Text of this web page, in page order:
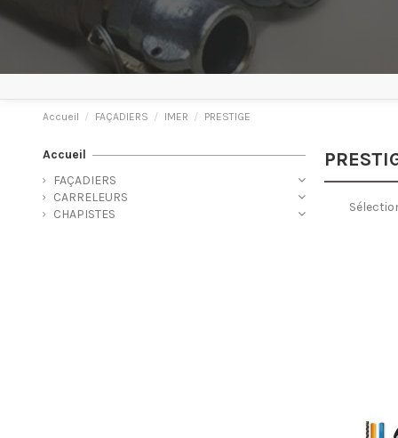
Accueil FAÇADIERS IMER PRESTIGE
Accueil
FAÇADIERS
CARRELEURS
CHAPISTES